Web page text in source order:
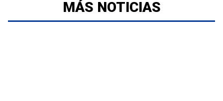
MÁS NOTICIAS